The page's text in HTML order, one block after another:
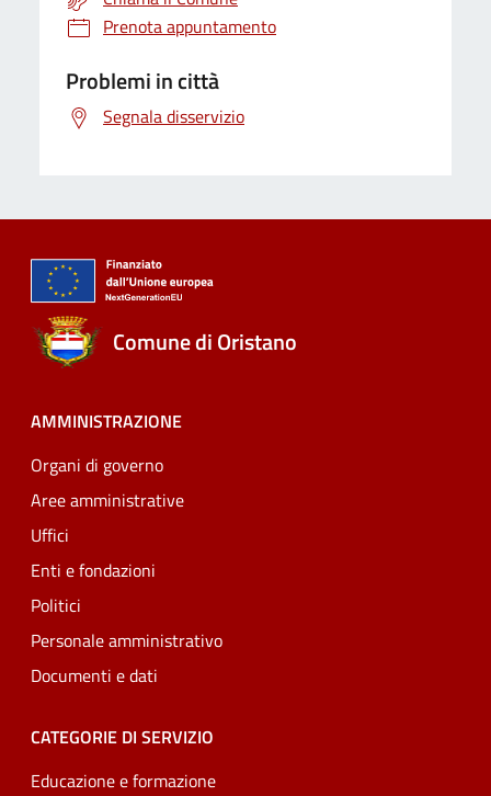
Prenota appuntamento
Problemi in città
Segnala disservizio
Comune di Oristano
AMMINISTRAZIONE
Organi di governo
Aree amministrative
Uffici
Enti e fondazioni
Politici
Personale amministrativo
Documenti e dati
CATEGORIE DI SERVIZIO
Educazione e formazione